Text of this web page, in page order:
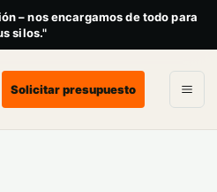
– nos encargamos de todo para
silos."
Solicitar presupuesto